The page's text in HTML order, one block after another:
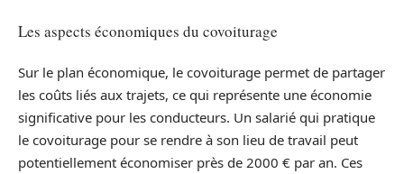
Les aspects économiques du covoiturage
Sur le plan économique, le covoiturage permet de partager
les coûts liés aux trajets, ce qui représente une économie
significative pour les conducteurs. Un salarié qui pratique
le covoiturage pour se rendre à son lieu de travail peut
potentiellement économiser près de 2000 € par an. Ces